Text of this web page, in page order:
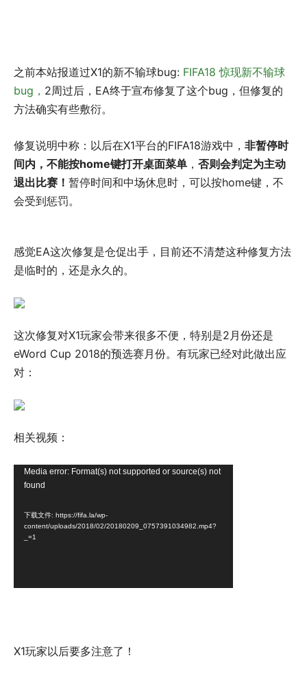
之前本站报道过X1的新不输球bug: FIFA18 惊现新不输球
bug， 2周过后，EA终于宣布修复了这个bug，但修复的
方法确实有些敷衍。
修复说明中称：以后在X1平台的FIFA18游戏中， 非暂停时
间内，不能按home键打开桌面菜单 ， 否则会判定为主动
退出比赛！ 暂停时间和中场休息时，可以按home键，不
会受到惩罚。
感觉EA这次修复是仓促出手，目前还不清楚这种修复方法
是临时的，还是永久的。
这次修复对X1玩家会带来很多不便，特别是2月份还是
eWord Cup 2018的预选赛月份。有玩家已经对此做出应
对：
相关视频：
Media error: Format(s) not supported or source(s) not
found
下载文件: https://fifa.la/wp-
content/uploads/2018/02/20180209_0757391034982.mp4?
_=1
X1玩家以后要多注意了！